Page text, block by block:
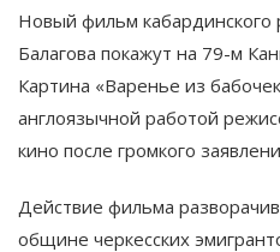
Новый фильм кабардинского
Балагова покажут на 79-м
Картина «Варенье из
англоязычной работой
кино после громкого
Действие фильма
общине черкесских